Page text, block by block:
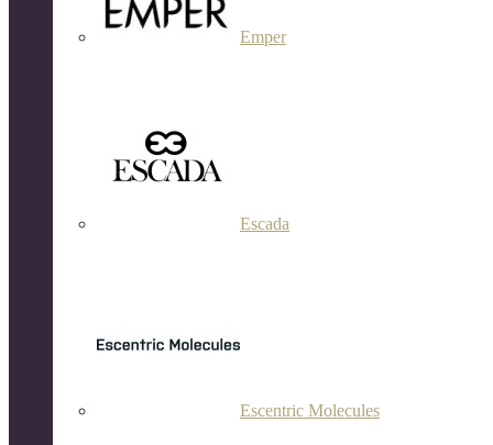
Emper
Escada
Escentric Molecules